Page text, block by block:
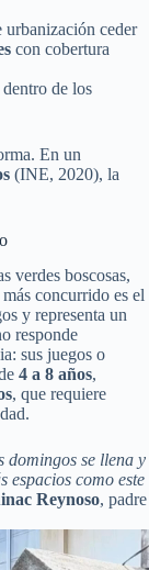
urbanización ceder
con cobertura
dentro de los
En un
(INE, 2020), la
verdes boscosas,
concurrido es el
y representa un
responde
sus juegos o
4 a 8 años,
, que requiere
domingos se llena y
espacios como este
Reynoso, padre